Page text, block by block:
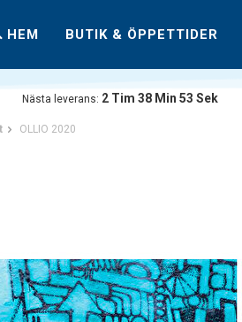
HEM BUTIK & ÖPPETTIDER
Nästa leverans: 2 Tim 38 Min 52 Sek
OLLIO 2020